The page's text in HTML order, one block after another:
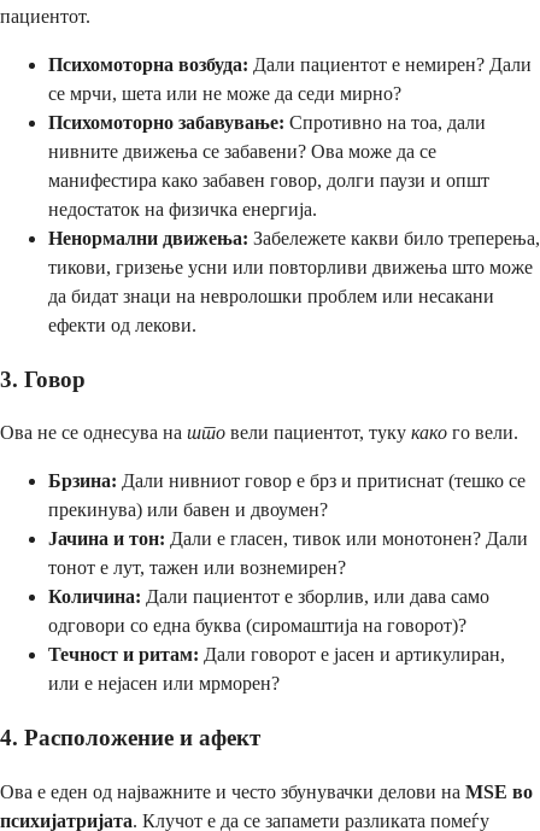
пациентот.
Психомоторна возбуда: Дали пациентот е немирен? Дали
се мрчи, шета или не може да седи мирно?
Психомоторно забавување: Спротивно на тоа, дали
нивните движења се забавени? Ова може да се
манифестира како забавен говор, долги паузи и општ
недостаток на физичка енергија.
Ненормални движења: Забележете какви било треперења,
тикови, гризење усни или повторливи движења што може
да бидат знаци на невролошки проблем или несакани
ефекти од лекови.
3. Говор
Ова не се однесува на што вели пациентот, туку како го вели.
Брзина: Дали нивниот говор е брз и притиснат (тешко се
прекинува) или бавен и двоумен?
Јачина и тон: Дали е гласен, тивок или монотонен? Дали
тонот е лут, тажен или вознемирен?
Количина: Дали пациентот е зборлив, или дава само
одговори со една буква (сиромаштија на говорот)?
Течност и ритам: Дали говорот е јасен и артикулиран,
или е нејасен или мрморен?
4. Расположение и афект
Ова е еден од најважните и често збунувачки делови на MSE во
психијатријата. Клучот е да се запамети разликата помеѓу